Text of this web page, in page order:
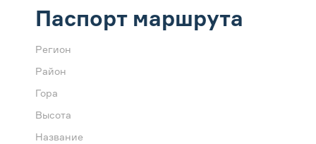
Паспорт маршрута
Регион
Район
Гора
Высота
Название